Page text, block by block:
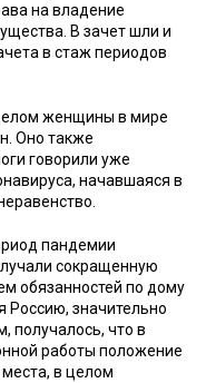
на владение
В зачет шли и
в стаж периодов
женщины в мире
Оно также
говорили уже
начавшаяся в
пандемии
сокращенную
обязанностей по дому
Россию, значительно
получалось, что в
работы положение
в целом